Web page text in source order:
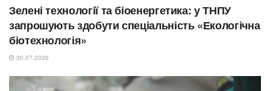
Зелені технології та біоенергетика: у ТНПУ
запрошують здобути спеціальність «Екологічна
біотехнологія»
30.07.2026